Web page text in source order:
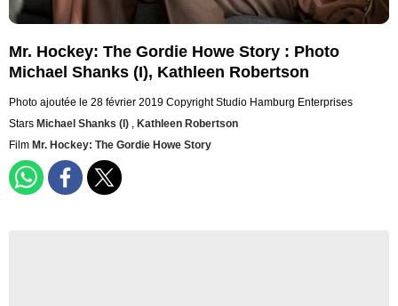
Mr. Hockey: The Gordie Howe Story : Photo
Michael Shanks (I), Kathleen Robertson
Photo ajoutée le 28 février 2019 Copyright Studio Hamburg Enterprises
Stars Michael Shanks (I) , Kathleen Robertson
Film Mr. Hockey: The Gordie Howe Story